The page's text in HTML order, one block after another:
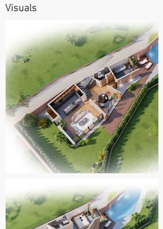
Visuals